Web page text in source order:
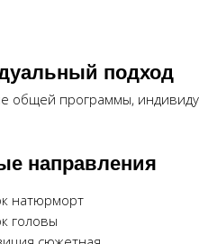
подход
общей программы,
направления
натюрморт
головы